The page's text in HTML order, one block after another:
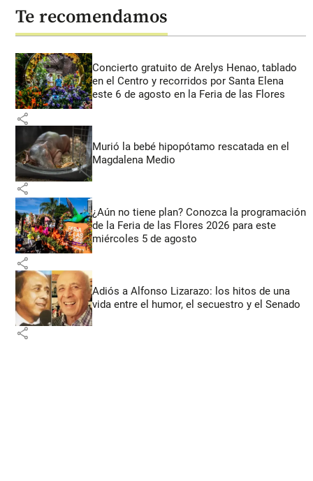
Te recomendamos
Concierto gratuito de Arelys Henao, tablado
en el Centro y recorridos por Santa Elena
este 6 de agosto en la Feria de las Flores
share
Murió la bebé hipopótamo rescatada en el
Magdalena Medio
share
¿Aún no tiene plan? Conozca la programación
de la Feria de las Flores 2026 para este
miércoles 5 de agosto
share
Adiós a Alfonso Lizarazo: los hitos de una
vida entre el humor, el secuestro y el Senado
share